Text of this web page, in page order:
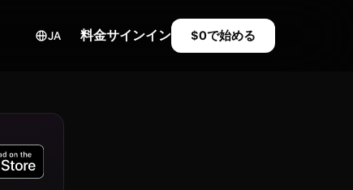
JA 料金サインイン $0で始める